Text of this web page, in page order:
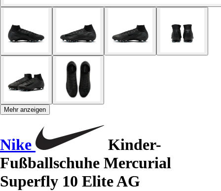
Mehr anzeigen
Nike
Kinder-
Fußballschuhe Mercurial
Superfly 10 Elite AG